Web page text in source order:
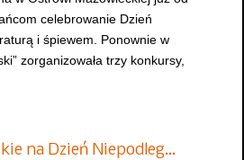
celebrowanie Dzień
i śpiewem. Ponownie w
zorganizowała trzy konkursy,
na Dzień Niepodleg…